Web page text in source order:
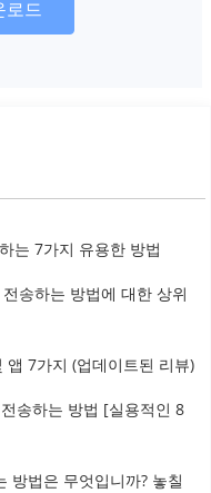
로드
는 7가지 유용한 방법
송하는 방법에 대한 상위
7가지 (업데이트된 리뷰)
송하는 방법 [실용적인 8
방법은 무엇입니까? 놓칠